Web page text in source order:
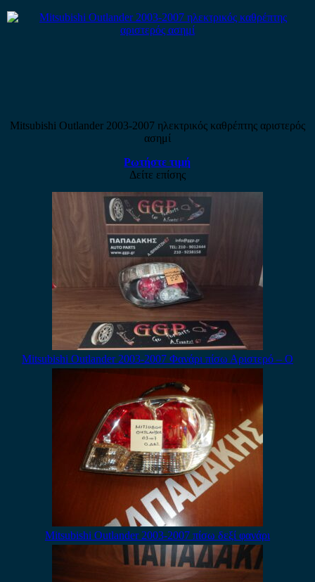
Mitsubishi Outlander 2003-2007 ηλεκτρικός καθρέπτης αριστερός
ασημί
Ρωτήστε τιμή
Δείτε επίσης
Mitsubishi Outlander 2003-2007 Φανάρι πίσω Αριστερό – Ο
Mitsubishi Outlander 2003-2007 πίσω δεξί φανάρι